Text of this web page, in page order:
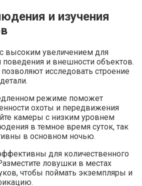
и изучения
высоким увеличением для
поведения и внешности объектов.
исследовать строение
режиме поможет
охоты и передвижения
камеры с низким уровнем
в темное время суток, так
в основном ночью.
для количественного
ловушки в местах
чтобы поймать экземпляры и